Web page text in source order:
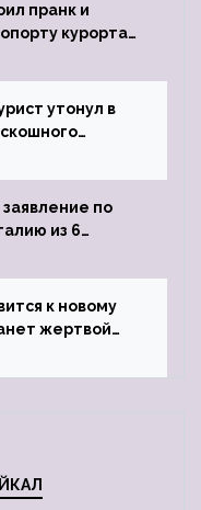
пранк и
курорта,
утонул в
по
из 6
к новому
жертвой